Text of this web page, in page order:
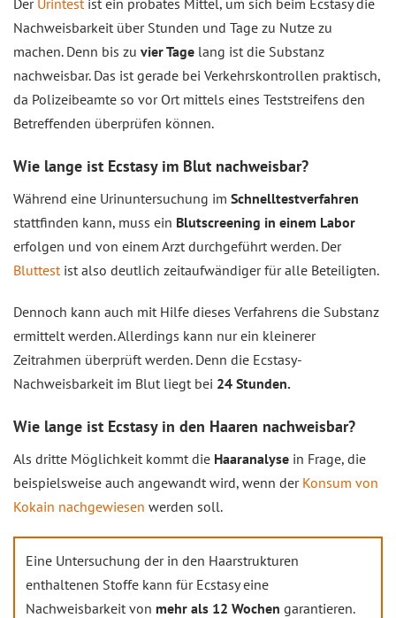
Der Urintestist ein probates Mittel, um sich beim Ecstasy die
Nachweisbarkeit über Stunden und Tage zu Nutze zu
machen. Denn bis zu vier Tage lang ist die Substanz
nachweisbar. Das ist gerade bei Verkehrskontrollen praktisch,
da Polizeibeamte so vor Ort mittels eines Teststreifens den
Betreffenden überprüfen können.
Wie lange ist Ecstasy im Blut nachweisbar?
Während eine Urinuntersuchung im Schnelltestverfahren
stattfinden kann, muss ein Blutscreening in einem Labor
erfolgen und von einem Arzt durchgeführt werden. Der
Bluttestist also deutlich zeitaufwändiger für alle Beteiligten.
Dennoch kann auch mit Hilfe dieses Verfahrens die Substanz
ermittelt werden. Allerdings kann nur ein kleinerer
Zeitrahmen überprüft werden. Denn die Ecstasy-
Nachweisbarkeit im Blut liegt bei 24 Stunden.
Wie lange ist Ecstasy in den Haaren nachweisbar?
Als dritte Möglichkeit kommt die Haaranalyse in Frage, die
beispielsweise auch angewandt wird, wenn der Konsum von
Kokain nachgewiesen werden soll.
Eine Untersuchung der in den Haarstrukturen
enthaltenen Stoffe kann für Ecstasy eine
Nachweisbarkeit von mehr als 12 Wochen garantieren.